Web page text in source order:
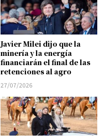
Javier Milei dijo que la
minería y la energía
financiarán el final de las
retenciones al agro
27/07/2026